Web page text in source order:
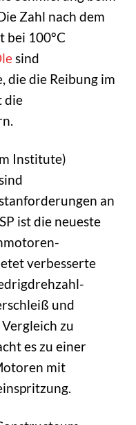
Zahl nach dem
bei 100°C
sind
die die Reibung im
die
Institute)
an
ist die neueste
verbesserte
und
zu
es zu einer
mit